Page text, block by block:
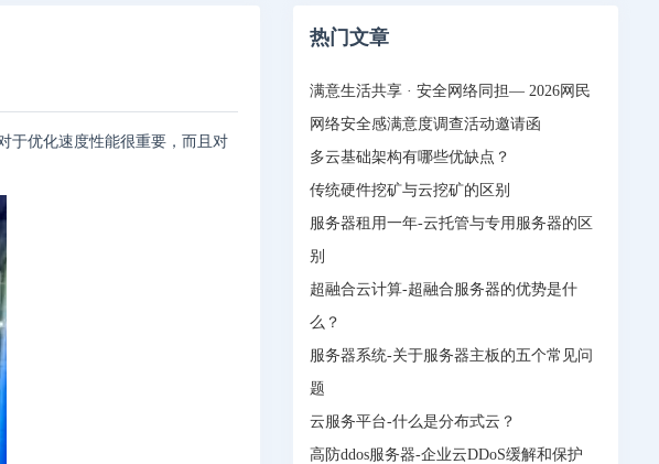
于优化速度性能很重要，而且对
热门文章
满意生活共享 · 安全网络同担— 2026网民
网络安全感满意度调查活动邀请函
多云基础架构有哪些优缺点？
传统硬件挖矿与云挖矿的区别
服务器租用一年-云托管与专用服务器的区
别
超融合云计算-超融合服务器的优势是什
么？
服务器系统-关于服务器主板的五个常见问
题
云服务平台-什么是分布式云？
高防ddos服务器-企业云DDoS缓解和保护